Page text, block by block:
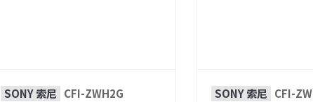
SONY 索尼 CFI-ZWH2G SONY 索尼 CFI-